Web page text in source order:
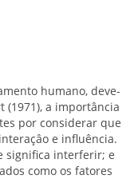
humano, deve-
(1971), a importância
por considerar que
e influência.
significa interferir; e
como os fatores